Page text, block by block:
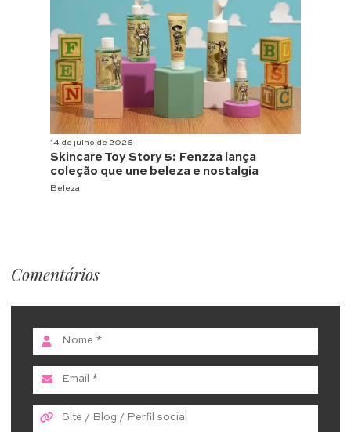
14 de julho de 2026
Skincare Toy Story 5: Fenzza lança
coleção que une beleza e nostalgia
Beleza
Comentários